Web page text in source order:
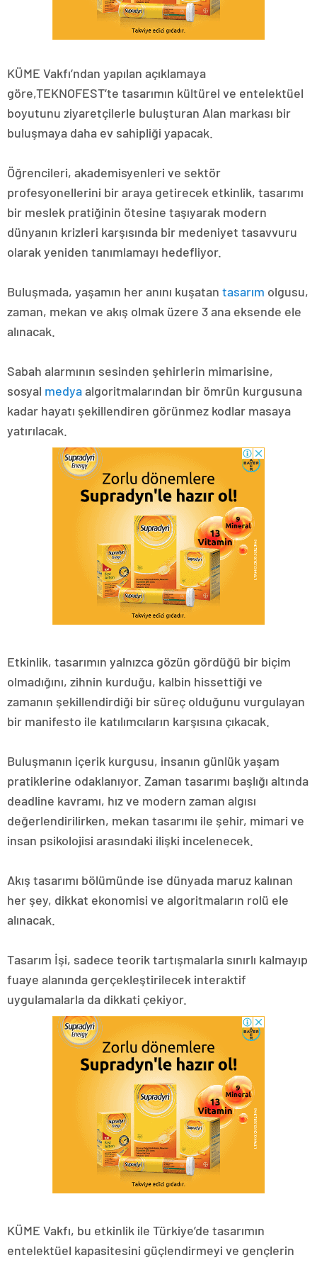
KÜME Vakfı’ndan yapılan açıklamaya
göre,TEKNOFEST’te tasarımın kültürel ve entelektüel
boyutunu ziyaretçilerle buluşturan Alan markası bir
buluşmaya daha ev sahipliği yapacak.
Öğrencileri, akademisyenleri ve sektör
profesyonellerini bir araya getirecek etkinlik, tasarımı
bir meslek pratiğinin ötesine taşıyarak modern
dünyanın krizleri karşısında bir medeniyet tasavvuru
olarak yeniden tanımlamayı hedefliyor.
Buluşmada, yaşamın her anını kuşatan tasarım olgusu,
zaman, mekan ve akış olmak üzere 3 ana eksende ele
alınacak.
Sabah alarmının sesinden şehirlerin mimarisine,
sosyal medyaalgoritmalarından bir ömrün kurgusuna
kadar hayatı şekillendiren görünmez kodlar masaya
yatırılacak.
Etkinlik, tasarımın yalnızca gözün gördüğü bir biçim
olmadığını, zihnin kurduğu, kalbin hissettiği ve
zamanın şekillendirdiği bir süreç olduğunu vurgulayan
bir manifesto ile katılımcıların karşısına çıkacak.
Buluşmanın içerik kurgusu, insanın günlük yaşam
pratiklerine odaklanıyor. Zaman tasarımı başlığı altında
deadline kavramı, hız ve modern zaman algısı
değerlendirilirken, mekan tasarımı ile şehir, mimari ve
insan psikolojisi arasındaki ilişki incelenecek.
Akış tasarımı bölümünde ise dünyada maruz kalınan
her şey, dikkat ekonomisi ve algoritmaların rolü ele
alınacak.
Tasarım İşi, sadece teorik tartışmalarla sınırlı kalmayıp
fuaye alanında gerçekleştirilecek interaktif
uygulamalarla da dikkati çekiyor.
KÜME Vakfı, bu etkinlik ile Türkiye’de tasarımın
entelektüel kapasitesini güçlendirmeyi ve gençlerin